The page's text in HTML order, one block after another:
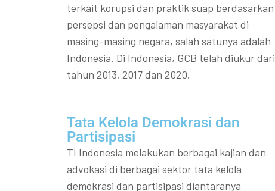
terkait korupsi dan praktik suap berdasarkan
persepsi dan pengalaman masyarakat di
masing-masing negara, salah satunya adalah
Indonesia. Di Indonesia, GCB telah diukur dari
tahun 2013, 2017 dan 2020.
Tata Kelola Demokrasi dan
Partisipasi​
TI Indonesia melakukan berbagai kajian dan
advokasi di berbagai sektor tata kelola
demokrasi dan partisipasi diantaranya